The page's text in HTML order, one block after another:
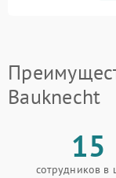
Bauknecht
15
сотрудников в